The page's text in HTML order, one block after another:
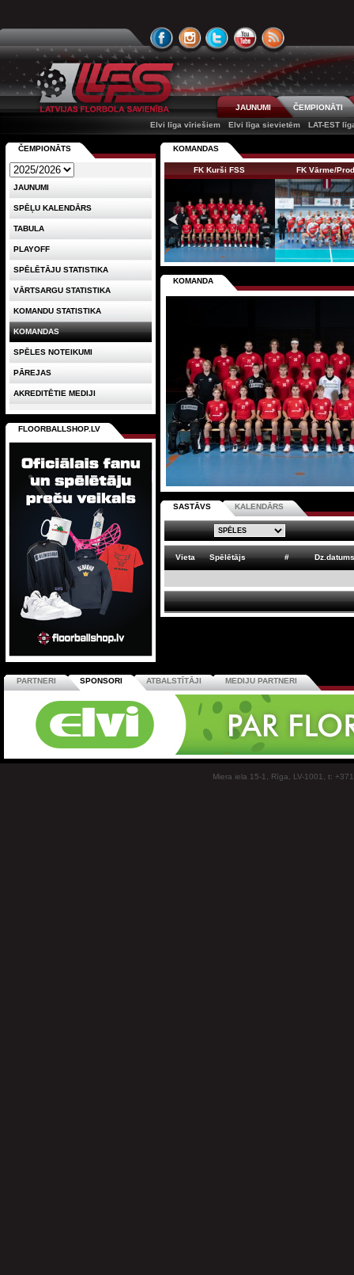
JAUNUMI
ČEMPIONĀTI
Elvi līga vīriešiem
Elvi līga sievietēm LAT-EST
KOMANDAS
FK Kurši FSS FK Vārme/
KOMANDA
SASTĀVS KALENDĀRS
Vieta Spēlētājs # Dz.datums
ČEMPIONĀTS
JAUNUMI
SPĒĻU KALENDĀRS
TABULA
PLAYOFF
SPĒLĒTĀJU STATISTIKA
VĀRTSARGU STATISTIKA
KOMANDU STATISTIKA
KOMANDAS
SPĒLES NOTEIKUMI
PĀREJAS
AKREDITĒTIE MEDIJI
FLOORBALLSHOP.LV
PARTNERI SPONSORI ATBALSTĪTĀJI MEDIJU PARTNERI
Miera iela 15-1, Rīga, LV-1001, t: